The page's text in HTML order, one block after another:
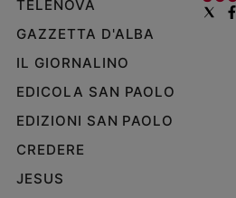
TELENOVA
GAZZETTA D'ALBA
IL GIORNALINO
EDICOLA SAN PAOLO
EDIZIONI SAN PAOLO
CREDERE
JESUS